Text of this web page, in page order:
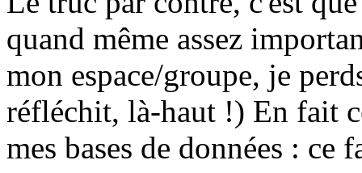
quand même assez
mon espace/groupe, je
réfléchit, là-haut !) En fait
mes bases de données :